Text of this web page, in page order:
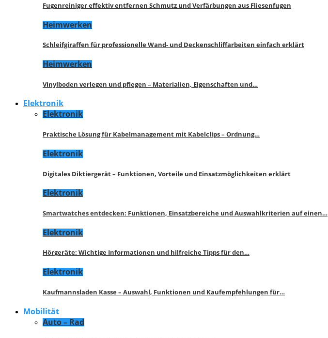
Fugenreiniger effektiv entfernen Schmutz und Verfärbungen aus Fliesenfugen
Heimwerken
Schleifgiraffen für professionelle Wand- und Deckenschliffarbeiten einfach erklärt
Heimwerken
Vinylboden verlegen und pflegen – Materialien, Eigenschaften und…
Elektronik
Elektronik
Praktische Lösung für Kabelmanagement mit Kabelclips – Ordnung…
Elektronik
Digitales Diktiergerät – Funktionen, Vorteile und Einsatzmöglichkeiten erklärt
Elektronik
Smartwatches entdecken: Funktionen, Einsatzbereiche und Auswahlkriterien auf einen…
Elektronik
Hörgeräte: Wichtige Informationen und hilfreiche Tipps für den…
Elektronik
Kaufmannsladen Kasse – Auswahl, Funktionen und Kaufempfehlungen für…
Mobilität
Auto – Rad